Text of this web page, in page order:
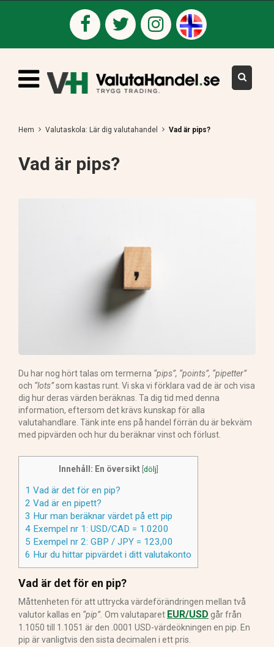
Hem Valutaskola: Lär dig valutahandel Vad är pips?
Vad är pips?
Du har nog hört talas om termerna “pips”, “points”, “pipetter”
och “lots”som kastas runt. Vi ska vi förklara vad de är och visa
dig hur deras värden beräknas. Ta dig tid med denna
information, eftersom det krävs kunskap för alla
valutahandlare. Tänk inte ens på handel förrän du är bekväm
med pipvärden och hur du beräknar vinst och förlust.
Innehåll: En översikt dölj
1 Vad är det för en pip?
2 Vad är en pipett?
3 Hur man beräknar värdet på ett pip
4 Exempel nr 1: USD/CAD = 1.0200
5 Exempel nr 2: GBP / JPY = 123,00
6 Hur du hittar pipvärdet i ditt valutakonto
Vad är det för en pip?
Måttenheten för att uttrycka värdeförändringen mellan två
valutor kallas en “pip”. Om valutaparet EUR/USD går från
1.1050 till 1.1051 är den .0001 USD-värdeökningen en pip. En
pip är vanligtvis den sista decimalen i ett pris.